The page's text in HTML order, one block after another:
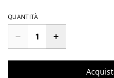
QUANTITÀ